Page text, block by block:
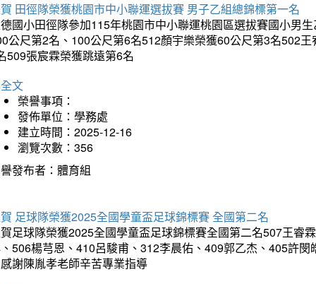
田徑隊榮獲桃園市中小聯運選拔賽 男子乙組總錦標第一名
國小田徑隊參加115年桃園市中小聯運桃園區選拔賽國小男
公尺第2名、100公尺第6名512顏宇樂榮獲60公尺第3名502
509張宸霖榮獲跳遠第6名
文
榮譽事項：
發佈單位：學務處
建立時間：2025-12-16
瀏覽次數：356
發布者：體育組
足球隊榮獲2025全國學童盃足球錦標賽 全國第二名
足球隊榮獲2025全國學童盃足球錦標賽全國第二名507王睿
506楊芎恩、410呂駿甫、312李晨佑、409郭乙杰、405許
謝陳胤孝老師辛苦專業指導